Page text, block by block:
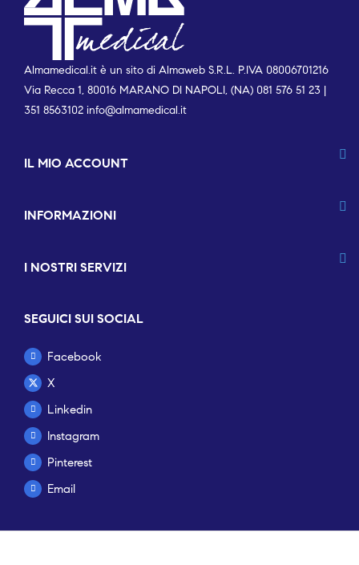
Almamedical.it è un sito di Almaweb S.R.L. P.IVA 08006701216
Via Recca 1, 80016 MARANO DI NAPOLI, (NA) 081 576 51 23 |
351 8563102 info@almamedical.it
IL MIO ACCOUNT
INFORMAZIONI
I NOSTRI SERVIZI
SEGUICI SUI SOCIAL
Facebook
X
Linkedin
Instagram
Pinterest
Email